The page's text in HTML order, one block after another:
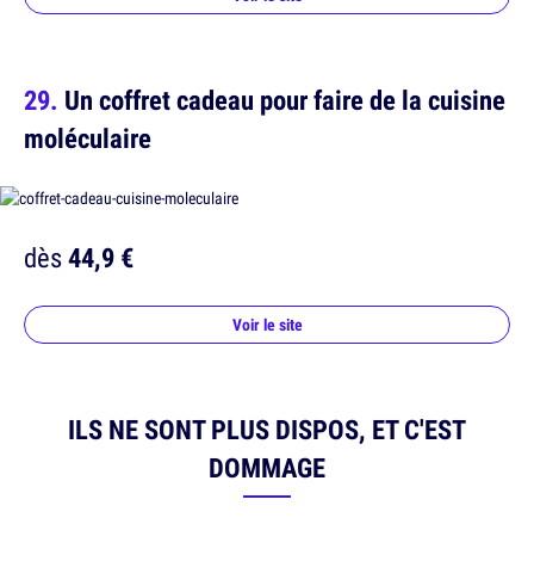
Un coffret cadeau pour faire de la cuisine
moléculaire
dès44,9 €
Voir le site
ILS NE SONT PLUS DISPOS, ET C'EST
DOMMAGE